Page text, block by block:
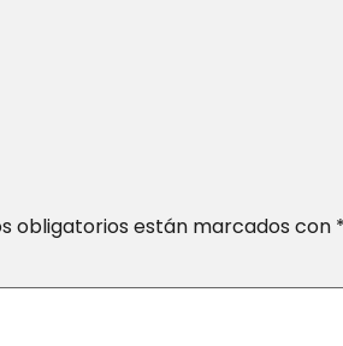
obligatorios están marcados con